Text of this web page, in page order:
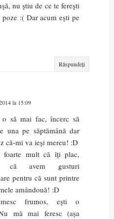
nu ştiu de ce te fereşti
:( Dar acum eşti pe
Răspundeți
la 15:09
o să mai fac, încerc să
una pe săptămână dar
că-mi va ieși mereu! :D
foarte mult că îți plac,
că avem gusturi
pentru că sunt printre
amândouă! :D
frumos, ești o
mă mai feresc (așa